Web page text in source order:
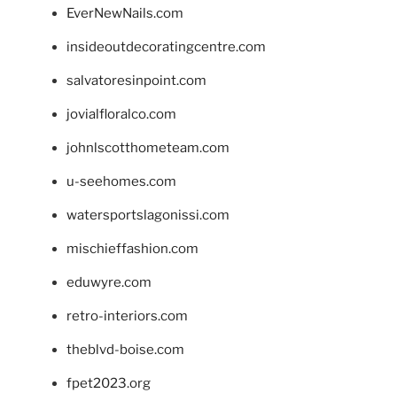
EverNewNails.com
insideoutdecoratingcentre.com
salvatoresinpoint.com
jovialfloralco.com
johnlscotthometeam.com
u-seehomes.com
watersportslagonissi.com
mischieffashion.com
eduwyre.com
retro-interiors.com
theblvd-boise.com
fpet2023.org